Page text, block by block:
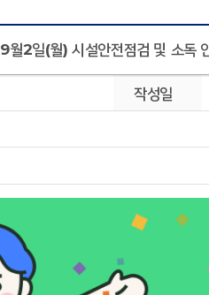
9월2일(월) 시설안전점검 및 소독
작성일